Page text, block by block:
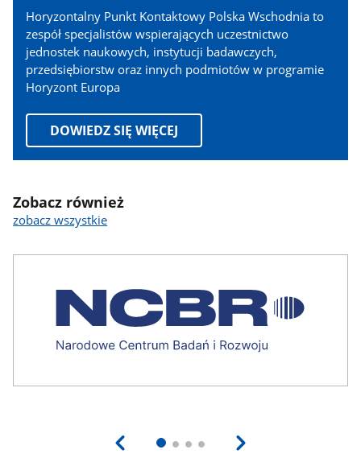
Horyzontalny Punkt Kontaktowy Polska Wschodnia to
zespół specjalistów wspierających uczestnictwo
jednostek naukowych, instytucji badawczych,
przedsiębiorstw oraz innych podmiotów w programie
Horyzont Europa
DOWIEDZ SIĘ WIĘCEJ
Zobacz również
zobacz wszystkie